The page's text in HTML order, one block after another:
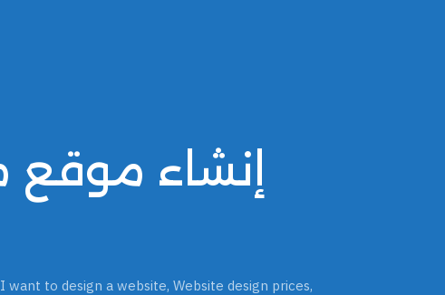
I want to design a website, Website design prices,